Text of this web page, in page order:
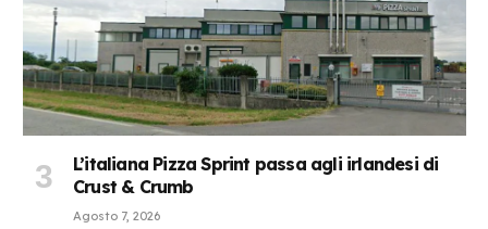
L’italiana Pizza Sprint passa agli irlandesi di
Crust & Crumb
Agosto 7, 2026